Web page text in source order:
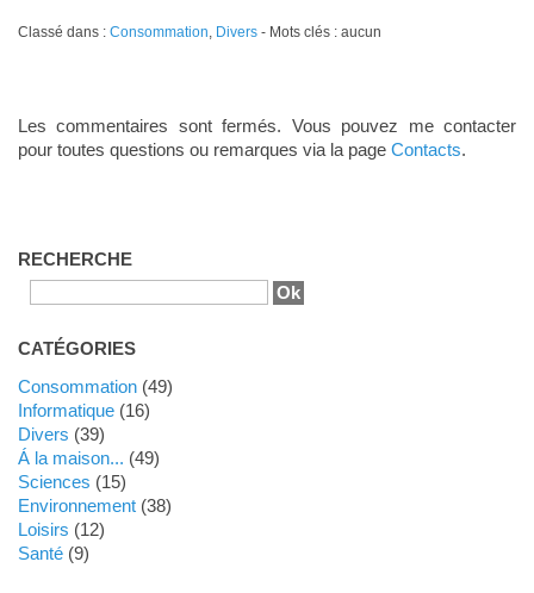
Classé dans : Consommation Divers- Mots clés : aucun
Les commentaires sont fermés. Vous pouvez me contacter
pour toutes questions ou remarques via la page Contacts.
RECHERCHE
CATÉGORIES
Consommation(49)
Informatique(16)
Divers (39)
Á la maison... (49)
Sciences (15)
Environnement(38)
Loisirs (12)
Santé(9)